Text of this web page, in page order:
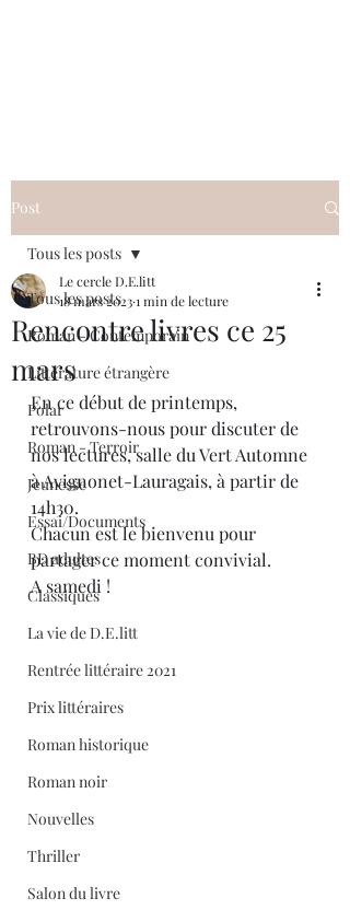
Post
Tous les posts
Roman - Contemporain
Littérature étrangère
Polar
Roman - Terroir
Jeunesse
Essai/Documents
BD adultes
Classiques
La vie de D.E.litt
Rentrée littéraire 2021
Prix littéraires
Roman historique
Roman noir
Nouvelles
Thriller
Salon du livre
Tous les posts
Rencontre livres ce 25
mars
Le cercle D.E.litt
18 mars 20231 min de lecture
En ce début de printemps,
retrouvons-nous pour discuter de
nos lectures, salle du Vert Automne
à Avignonet-Lauragais, à partir de
14h30.
Chacun est le bienvenu pour
partager ce moment convivial.
A samedi !